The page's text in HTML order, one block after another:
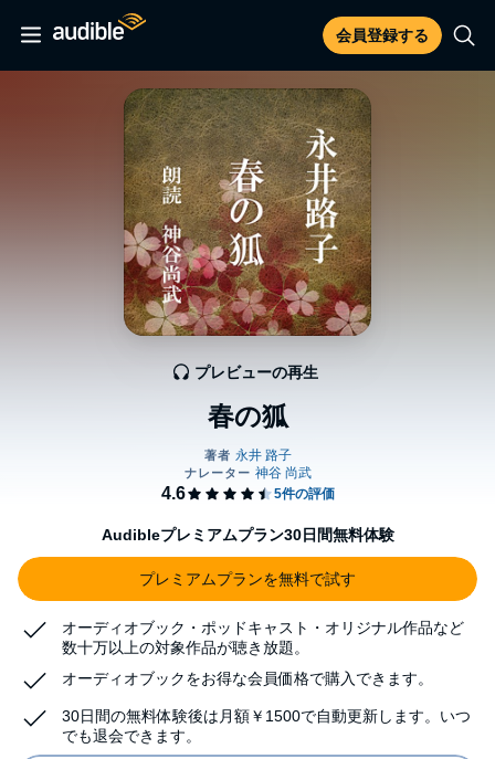
会員登録する
春の狐
プレビューの再生
Audibleプレミアムプラン30日間無料体験
プレミアムプランを無料で試す
オーディオブック・ポッドキャスト・オリジナル作品など
数十万以上の対象作品が聴き放題。
オーディオブックをお得な会員価格で購入できます。
30日間の無料体験後は月額￥1500で自動更新します。いつ
でも退会できます。